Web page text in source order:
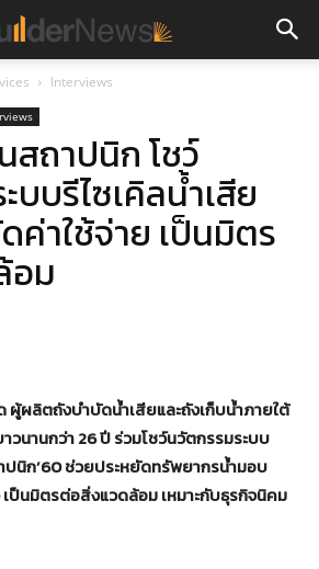
Interviews
สถาปนิก โชว์
บบรีไซเคิลน้ำเสีย
ค่าใช้จ่าย เป็นมิตร
อม
ผลิตถังบำบัดน้ำเสียและถังเก็บน้ำภายใต้
วนานกว่า 26 ปี ร่วมโชว์นวัตกรรมระบบ
ปนิก’60 ช่วยประหยัดทรัพยากรน้ำมอบ
เป็นมิตรต่อสิ่งแวดล้อม เหมาะกับธุรกิจนิคม